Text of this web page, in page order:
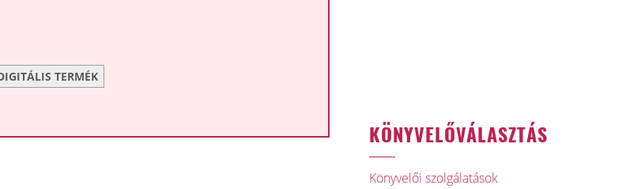
TERMÉK
KÖNYVELŐVÁLASZTÁS
Könyvelői szolgálatások